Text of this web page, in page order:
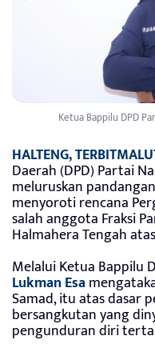
Ketua Bappilu DPD
HALTENG,
Daerah (DPD) Partai
meluruskan
menyoroti rencana
salah anggota Fraksi
Halmahera Tengah
Melalui Ketua Bappilu
Lukman Esa
Samad, itu atas dasar
bersangkutan yang
pengunduran diri